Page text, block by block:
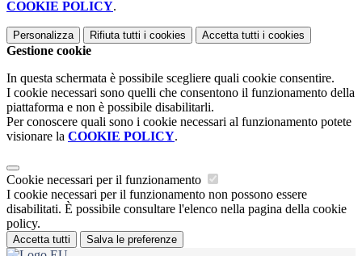
COOKIE POLICY.
Personalizza Rifiuta tutti i cookies Accetta tutti i cookies
Gestione cookie
In questa schermata è possibile scegliere quali cookie consentire.
I cookie necessari sono quelli che consentono il funzionamento della
piattaforma e non è possibile disabilitarli.
Per conoscere quali sono i cookie necessari al funzionamento potete
visionare la COOKIE POLICY.
Cookie necessari per il funzionamento
I cookie necessari per il funzionamento non possono essere
disabilitati. È possibile consultare l'elenco nella pagina della cookie
policy.
Accetta tutti Salva le preferenze